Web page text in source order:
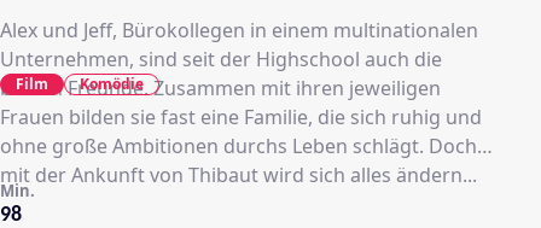
Alex und Jeff, Bürokollegen in einem multinationalen
Unternehmen, sind seit der Highschool auch die
besten Freunde. Zusammen mit ihren jeweiligen
Frauen bilden sie fast eine Familie, die sich ruhig und
ohne große Ambitionen durchs Leben schlägt. Doch
mit der Ankunft von Thibaut wird sich alles ändern...
98
Min.
Film Komödie